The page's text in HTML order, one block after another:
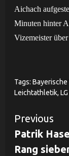
Aichach
Minuten hinter
Vizemeister
Tags:
Leichtathletik,
Previous
Patrik
Rang